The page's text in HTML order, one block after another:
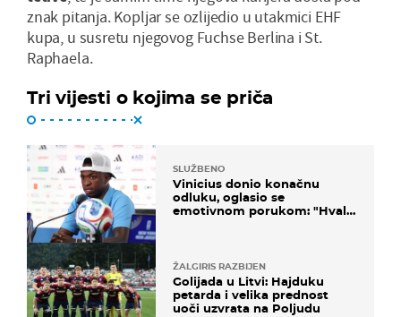
znak pitanja. Kopljar se ozlijedio u utakmici EHF
kupa, u susretu njegovog Fuchse Berlina i St.
Raphaela.
Tri vijesti o kojima se priča
SLUŽBENO
Vinicius donio konačnu
odluku, oglasio se
emotivnom porukom: "Hvala
ŽALGIRIS RAZBIJEN
Golijada u Litvi: Hajduku
petarda i velika prednost
uoči uzvrata na Poljudu